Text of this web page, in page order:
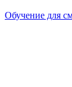
Обучение для